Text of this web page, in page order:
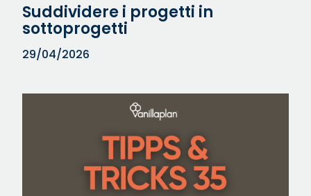
Suddividere i progetti in
sottoprogetti
29/04/2026